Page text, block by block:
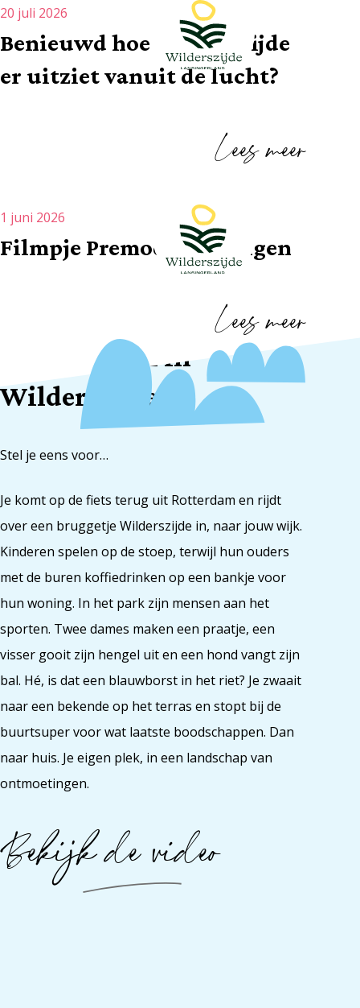
Benieuwd hoe Wilderszijde
er uitziet vanuit de lucht?
20 juli 2026
Lees meer
Filmpje Premodo woningen
1 juni 2026
Lees meer
Dit is wonen in
Wilderszijde!
Stel je eens voor…
Je komt op de fiets terug uit Rotterdam en rijdt
over een bruggetje Wilderszijde in, naar jouw wijk.
Kinderen spelen op de stoep, terwijl hun ouders
met de buren koffiedrinken op een bankje voor
hun woning. In het park zijn mensen aan het
sporten. Twee dames maken een praatje, een
visser gooit zijn hengel uit en een hond vangt zijn
bal. Hé, is dat een blauwborst in het riet? Je zwaait
naar een bekende op het terras en stopt bij de
buurtsuper voor wat laatste boodschappen. Dan
naar huis. Je eigen plek, in een landschap van
ontmoetingen.
Bekijk de video